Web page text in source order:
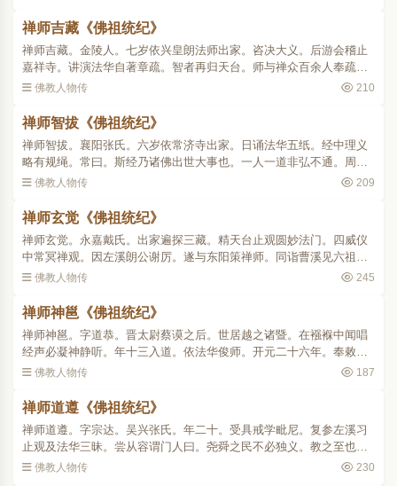
禅师吉藏《佛祖统纪》
禅师吉藏。金陵人。七岁依兴皇朗法师出家。咨决大义。后游会稽止
嘉祥寺。讲演法华自著章疏。智者再归天台。师与禅众百余人奉疏请
讲法华不赴。暨章安弘法称心。因求法华玄义。发卷一览。即便感
佛教人物传 210
禅师智拔《佛祖统纪》
禅师智拔。襄阳张氏。六岁依常济寺出家。日诵法华五纸。经中理义
略有规绳。常曰。斯经乃诸佛出世大事也。一人一道非弘不通。周听
既毕。入京师值吉藏禅师。命令覆述。师曰。一乘为云遂分为三亦可
佛教人物传 209
禅师玄觉《佛祖统纪》
禅师玄觉。永嘉戴氏。出家遍探三藏。精天台止观圆妙法门。四威仪
中常冥禅观。因左溪朗公谢厉。遂与东阳策禅师。同诣曹溪见六祖振
锡携瓶绕祖三匝。祖曰。夫沙门者。具三千威仪八万细行。大德何方
佛教人物传 245
禅师神邕《佛祖统纪》
禅师神邕。字道恭。晋太尉蔡谟之后。世居越之诸暨。在襁褓中闻唱
经声必凝神静听。年十三入道。依法华俊师。开元二十六年。奉敕得
度。从俨师学四分律。俨曰。此子必为学者司南。既而去依左溪。学
佛教人物传 187
禅师道遵《佛祖统纪》
禅师道遵。字宗达。吴兴张氏。年二十。受具戒学毗尼。复参左溪习
止观及法华三昧。尝从容谓门人曰。尧舜之民不必独义。教之至也。
教若不至民何咎焉。乃广写法华。置经院于姑苏支硎山。举高行沙门
佛教人物传 230